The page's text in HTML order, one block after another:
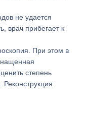
не удается
врач прибегает к
При этом в
степень
Реконструкция